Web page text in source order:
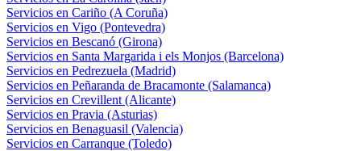
Servicios en Cariño (A Coruña)
Servicios en Vigo (Pontevedra)
Servicios en Bescanó (Girona)
Servicios en Santa Margarida i els Monjos (Barcelona)
Servicios en Pedrezuela (Madrid)
Servicios en Peñaranda de Bracamonte (Salamanca)
Servicios en Crevillent (Alicante)
Servicios en Pravia (Asturias)
Servicios en Benaguasil (Valencia)
Servicios en Carranque (Toledo)